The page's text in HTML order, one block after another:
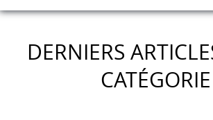
DERNIERS
CATÉGORIE